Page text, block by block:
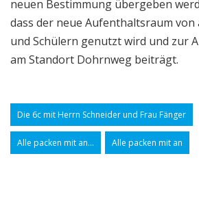
neuen Bestimmung übergeben
dass der neue Aufenthaltsraum von
und Schülern genutzt wird und zur
am Standort Dohrnweg beiträgt.
Die 6c mit Herrn Schneider und Frau Fänger
Alle packen mit an... Alle packen mit an